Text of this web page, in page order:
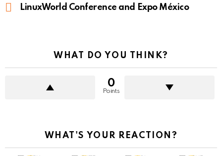
LinuxWorld Conference and Expo México
WHAT DO YOU THINK?
0
Points
WHAT'S YOUR REACTION?